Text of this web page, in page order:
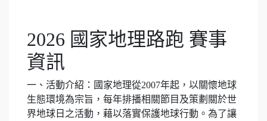
2026 國家地理路跑 賽事
資訊
一、活動介紹：國家地理從2007年起，以關懷地球
生態環境為宗旨，每年排播相關節目及策劃關於世
界地球日之活動，藉以落實保護地球行動。為了讓